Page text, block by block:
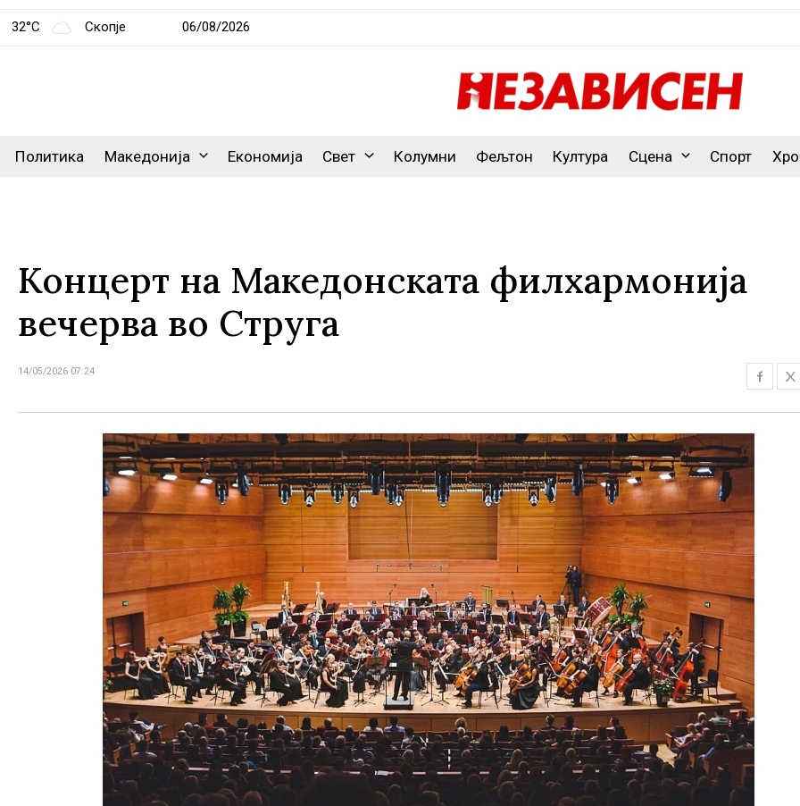
32°C Скопје 06/08/2026
Политика Македонија Економија Свет Колумни Фељтон Култура Сцена Спорт
Концерт на Македонската филхармонија
вечерва во Струга
14/05/2026 07:24